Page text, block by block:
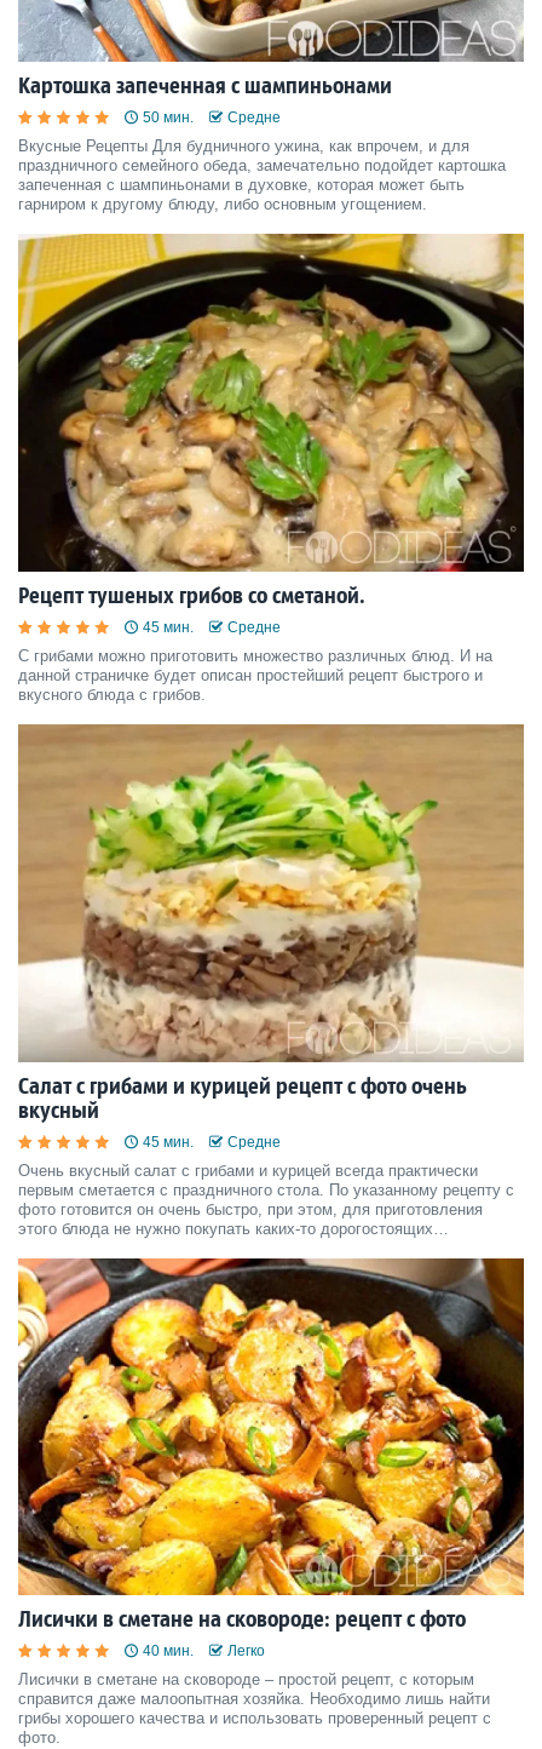
Картошка запеченная с шампиньонами
50 мин. Средне
Вкусные Рецепты Для будничного ужина, как впрочем, и для
праздничного семейного обеда, замечательно подойдет картошка
запеченная с шампиньонами в духовке, которая может быть
гарниром к другому блюду, либо основным угощением.
Рецепт тушеных грибов со сметаной.
45 мин. Средне
С грибами можно приготовить множество различных блюд. И на
данной страничке будет описан простейший рецепт быстрого и
вкусного блюда с грибов.
Салат с грибами и курицей рецепт с фото очень
вкусный
45 мин. Средне
Очень вкусный салат с грибами и курицей всегда практически
первым сметается с праздничного стола. По указанному рецепту с
фото готовится он очень быстро, при этом, для приготовления
этого блюда не нужно покупать каких-то дорогостоящих
стол или на любой праздник.
Лисички в сметане на сковороде: рецепт с фото
40 мин. Легко
Лисички в сметане на сковороде – простой рецепт, с которым
справится даже малоопытная хозяйка. Необходимо лишь найти
грибы хорошего качества и использовать проверенный рецепт с
фото.